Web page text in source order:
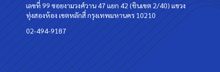
เลขที่ 99 ซอยงามวงศ์วาน 47 แยก 42 (ชินเขต 2/40) แขวง
ทุ่งสองห้อง เขตหลักสี่ กรุงเทพมหานคร 10210
02-494-9187